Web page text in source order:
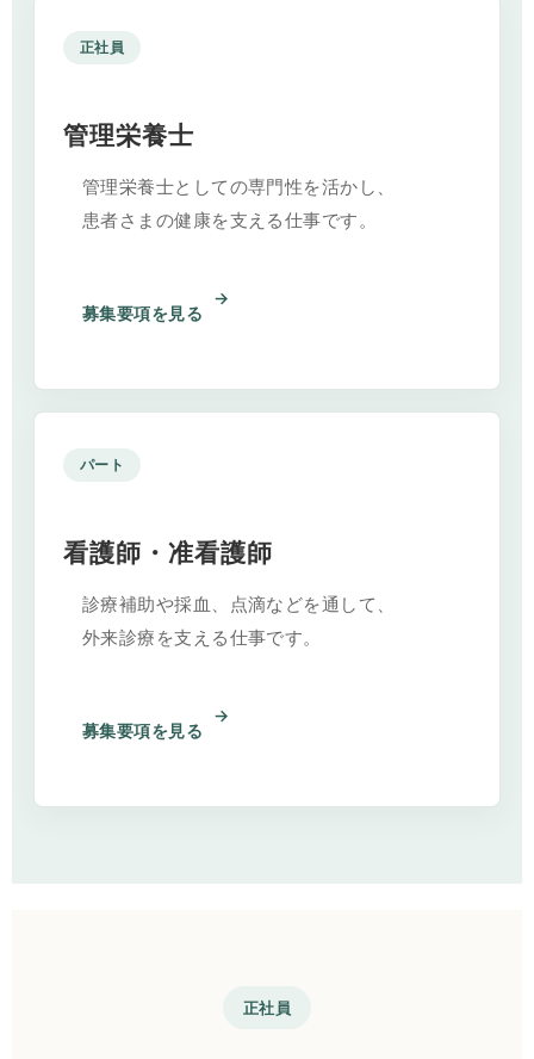
正社員
管理栄養士
管理栄養士としての専門性を活かし、
患者さまの健康を支える仕事です。
募集要項を見る
パート
看護師・准看護師
診療補助や採血、点滴などを通して、
外来診療を支える仕事です。
募集要項を見る
正社員